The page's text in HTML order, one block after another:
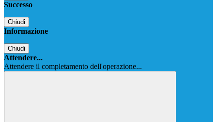
Successo
Chiudi
Informazione
Chiudi
Attendere...
Attendere il completamento dell'operazione...